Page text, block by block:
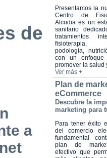
de
a
Presentamos la
Centro de
Alcudia es un
sanitario
tratamientos
fisioterapia,
podología,
con un enfoque
promover la salud
Ver más +
Plan de
eCommerce
Descubre la
marketing para
Para tener éxito
del comercio
fundamental
plan de
efectivo que